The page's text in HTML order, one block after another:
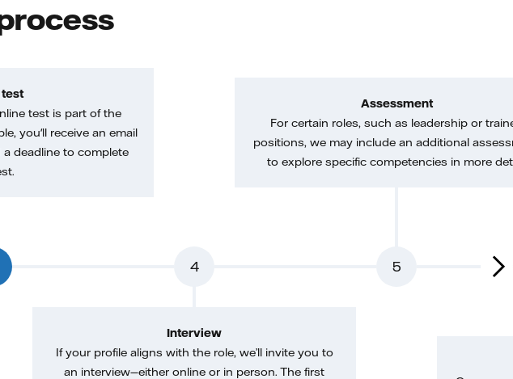
test is part of the
you'll receive an email
deadline to complete
4
Interview
If your profile aligns with the role, we’ll invite you to
an interview—either online or in person. The first
5
Assessment
For certain roles, such as leadership or
positions, we may include an additional
to explore specific competencies in more